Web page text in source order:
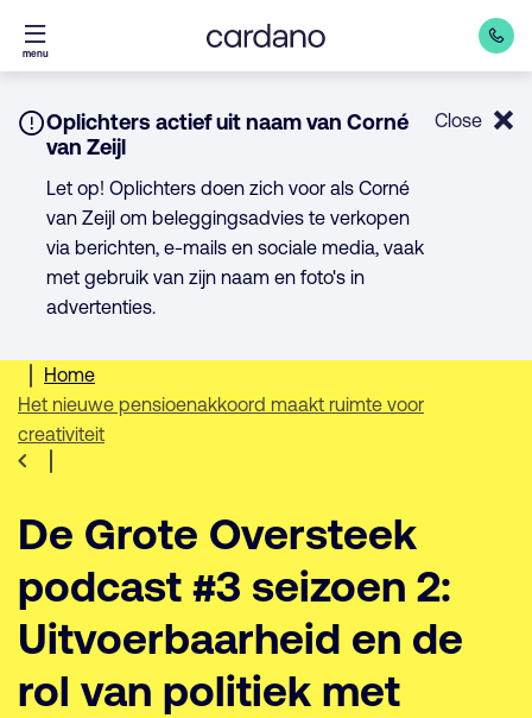
Direct
naar
menu
Notice:
Oplichters actief uit naam van Corné
van Zeijl
Let op! Oplichters doen zich voor als Corné
van Zeijl om beleggingsadvies te verkopen
via berichten, e-mails en sociale media, vaak
met gebruik van zijn naam en foto's in
advertenties.
Close
Home
Het nieuwe pensioenakkoord maakt ruimte voor
creativiteit
De Grote Oversteek
podcast #3 seizoen 2:
Uitvoerbaarheid en de
rol van politiek met